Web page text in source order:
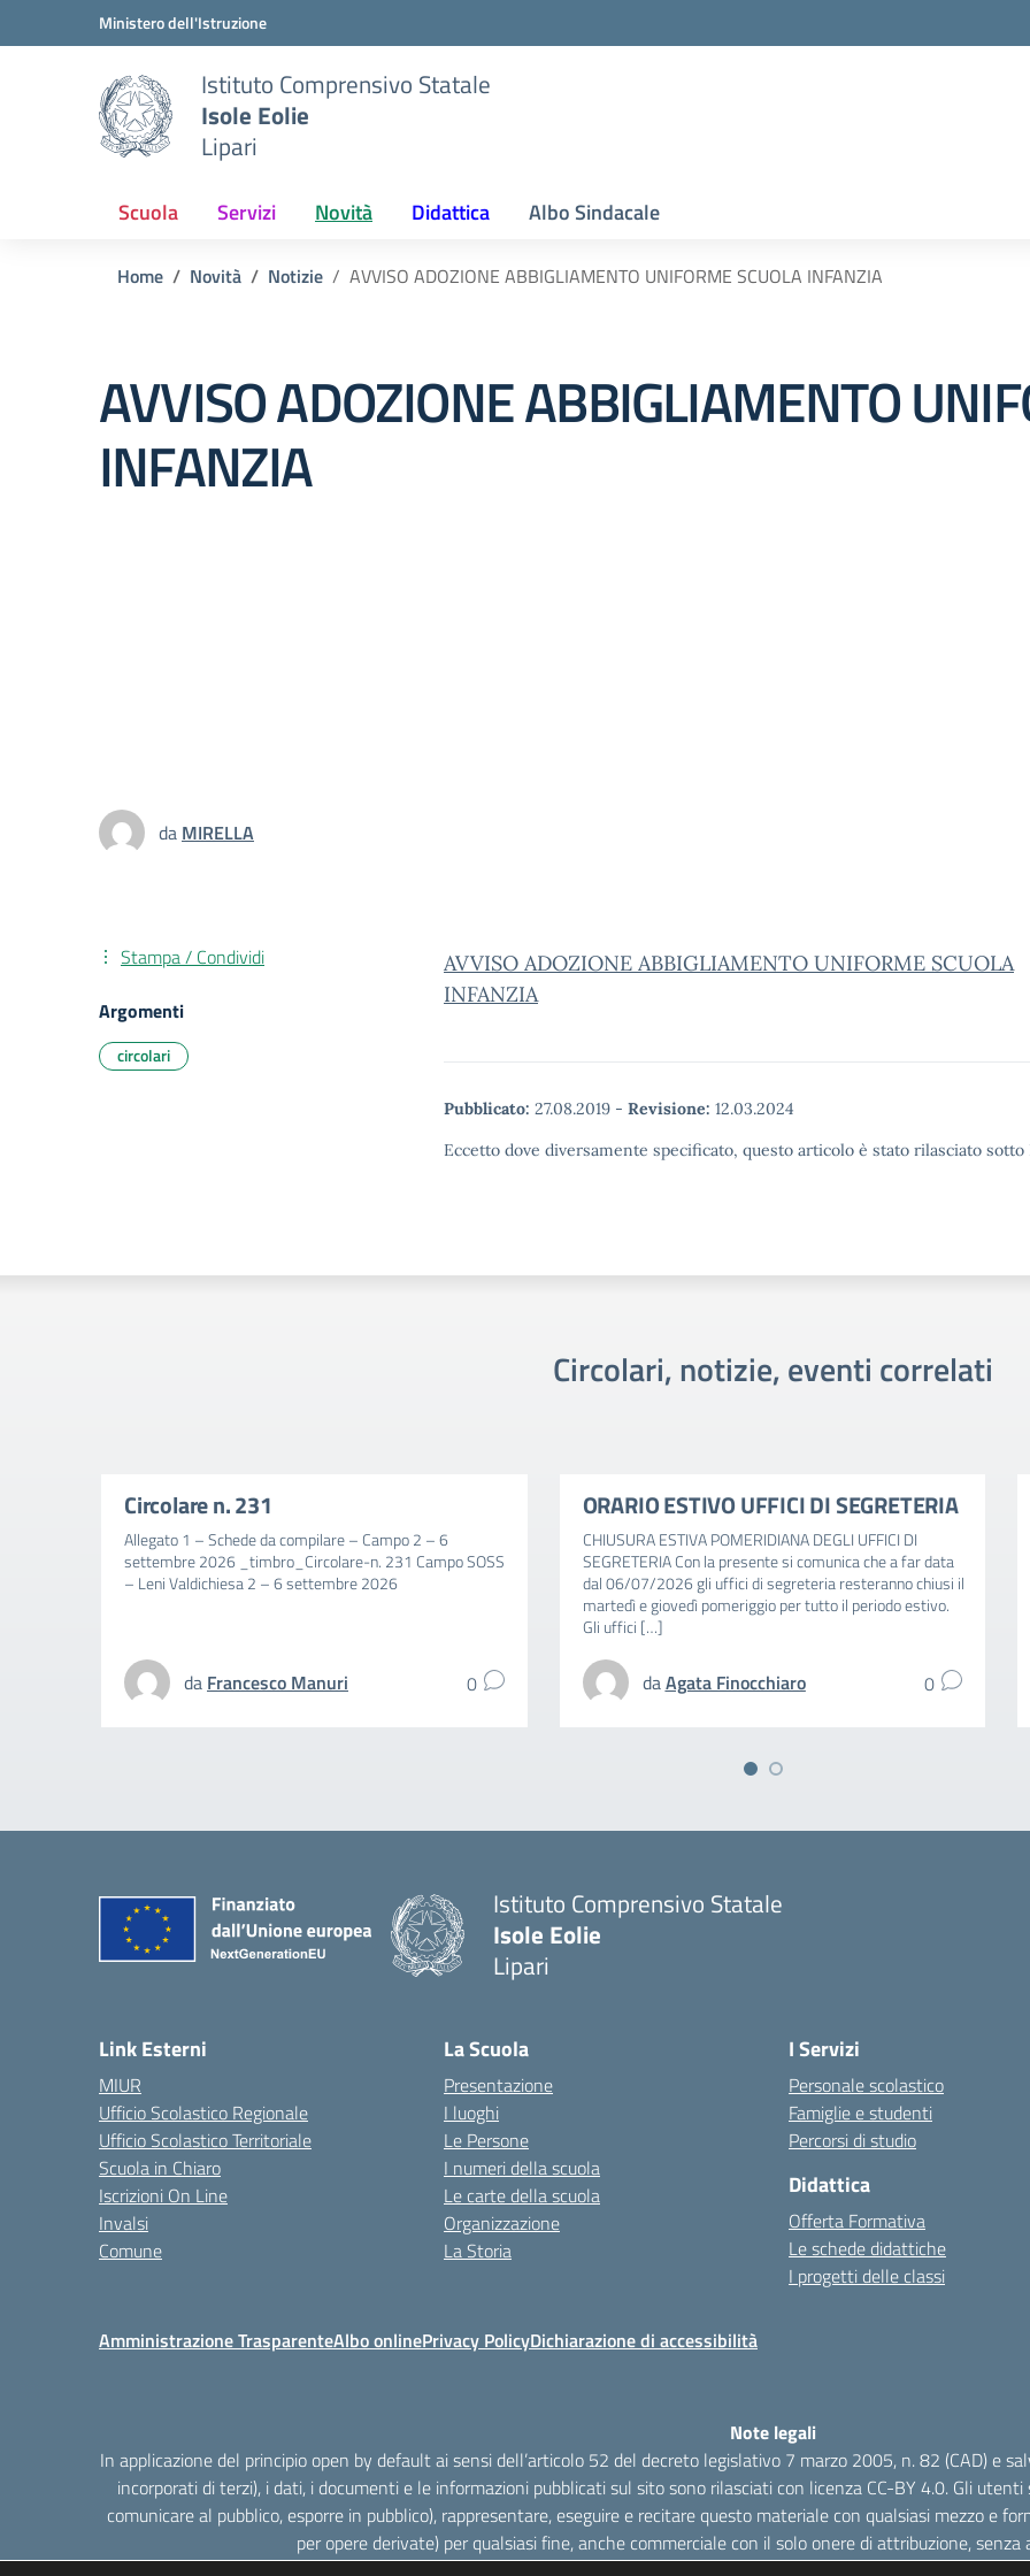
Vai ai contenuti
Vai al menu di navigazione
Ministero dell'Istruzione
Istituto Comprensivo Statale
Isole Eolie
Lipari
Scuola Servizi Novità Didattica Albo Sindacale
Home Novità Notizie AVVISO ADOZIONE ABBIGLIAMENTO UNIFORME SCUOLA INFANZIA
AVVISO ADOZIONE ABBIGLIAMENTO
INFANZIA
da MIRELLA
AVVISO ADOZIONE ABBIGLIAMENTO UNIFORME SCUOLA
INFANZIA
Pubblicato: 27.08.2019 - Revisione: 12.03.2024
Eccetto dove diversamente specificato, questo articolo è stato rilasciato
Stampa / Condividi
Argomenti
circolari
Circolari, notizie, eventi correlati
Circolare n. 231
Allegato 1 – Schede da compilare – Campo 2 – 6
settembre 2026 _timbro_Circolare-n. 231 Campo SOSS
– Leni Valdichiesa 2 – 6 settembre 2026
da Francesco Manuri 0
ORARIO ESTIVO UFFICI DI SEGRETERIA
CHIUSURA ESTIVA POMERIDIANA DEGLI UFFICI DI
SEGRETERIA Con la presente si comunica che a far data
dal 06/07/2026 gli uffici di segreteria resteranno chiusi il
martedì e giovedì pomeriggio per tutto il periodo estivo.
Gli uffici […]
daAgata Finocchiaro 0
Istituto Comprensivo Statale
Isole Eolie
Lipari
Link Esterni
MIUR
Ufficio Scolastico Regionale
Ufficio Scolastico Territoriale
Scuola in Chiaro
Iscrizioni On Line
Invalsi
Comune
La Scuola
Presentazione
I luoghi
Le Persone
I numeri della scuola
Le carte della scuola
Organizzazione
La Storia
I Servizi
Personale scolastico
Famiglie e studenti
Percorsi di studio
Didattica
Offerta Formativa
Le schede didattiche
I progetti delle classi
Amministrazione TrasparenteAlbo onlinePrivacy PolicyDichiarazione di accessibilità
Note legali
In applicazione del principio open by default ai sensi dell’articolo 52 del decreto legislativo 7 marzo 2005, n. 82 (CAD) e
incorporati di terzi), i dati, i documenti e le informazioni pubblicati sul sito sono rilasciati con licenza CC-BY 4.0. Gli
comunicare al pubblico, esporre in pubblico), rappresentare, eseguire e recitare questo materiale con qualsiasi mezzo e
per opere derivate) per qualsiasi fine, anche commerciale con il solo onere di attribuzione,